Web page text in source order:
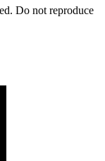
Do not reproduce